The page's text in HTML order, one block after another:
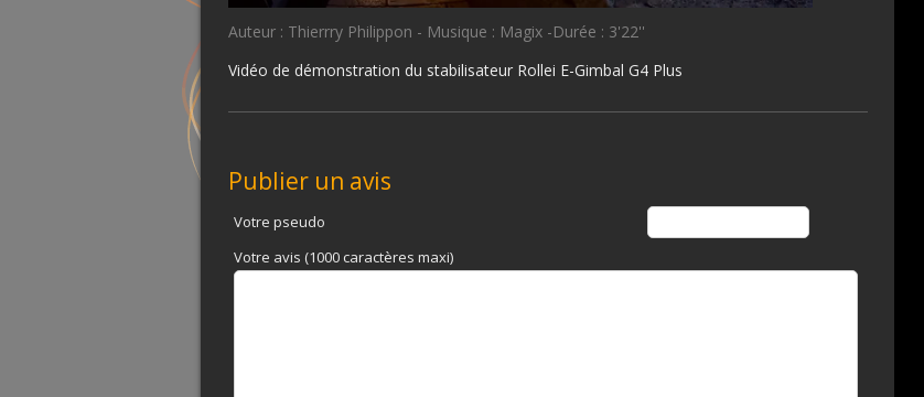
Auteur : Thierrry Philippon - Musique : Magix -Durée : 3'22''
Vidéo de démonstration du stabilisateur Rollei E-Gimbal G4 Plus
Publier un avis
Votre pseudo
Votre avis (1000 caractères maxi)